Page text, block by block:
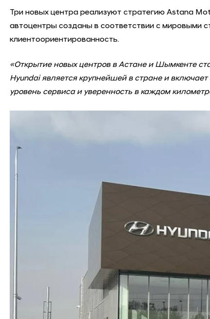
Три новых центра реализуют стратегию Astana
автоцентры созданы в соответствии с мировыми
клиентоориентированность.
«Открытие новых центров в Астане и Шымкенте
Hyundai является крупнейшей в стране и
уровень сервиса и уверенность в каждом